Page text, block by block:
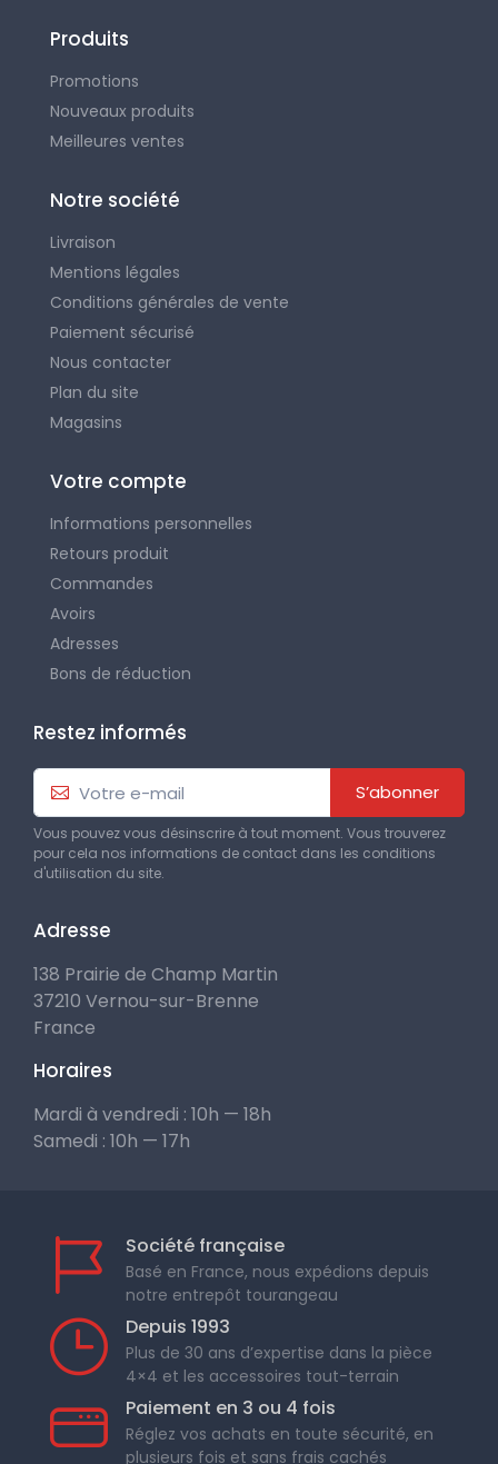
Produits
Promotions
Nouveaux produits
Meilleures ventes
Notre société
Livraison
Mentions légales
Conditions générales de vente
Paiement sécurisé
Nous contacter
Plan du site
Magasins
Votre compte
Informations personnelles
Retours produit
Commandes
Avoirs
Adresses
Bons de réduction
Restez informés
S’abonner
Vous pouvez vous désinscrire à tout moment. Vous trouverez
pour cela nos informations de contact dans les conditions
d'utilisation du site.
Adresse
138 Prairie de Champ Martin
37210 Vernou-sur-Brenne
France
Horaires
Mardi à vendredi : 10h — 18h
Samedi : 10h — 17h
Société française
Basé en France, nous expédions depuis
notre entrepôt tourangeau
Depuis 1993
Plus de 30 ans d’expertise dans la pièce
4×4 et les accessoires tout-terrain
Paiement en 3 ou 4 fois
Réglez vos achats en toute sécurité, en
plusieurs fois et sans frais cachés